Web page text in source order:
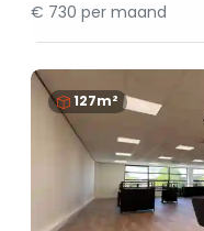
€ 730 per maand
127m²